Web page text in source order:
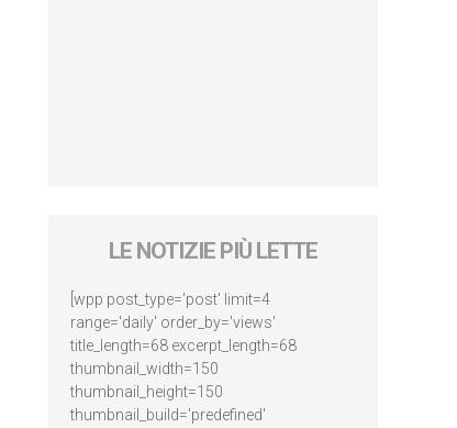
LE NOTIZIE PIÙ LETTE
[wpp post_type='post' limit=4
range='daily' order_by='views'
title_length=68 excerpt_length=68
thumbnail_width=150
thumbnail_height=150
thumbnail_build='predefined'